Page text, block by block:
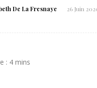
De La Fresnaye 26 Juin